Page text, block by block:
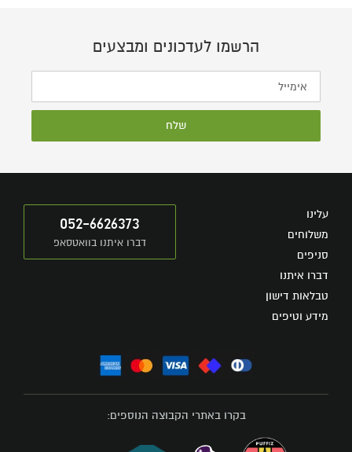
הרשמו לעדכונים ומבצעים
שלח
עלינו
משלוחים
סניפים
דברו איתנו
טבלאות דישון
מידע וטיפים
052-6626373
דברו איתנו בוואטסאפ
בקרו באתרי הקבוצה הנוספים: